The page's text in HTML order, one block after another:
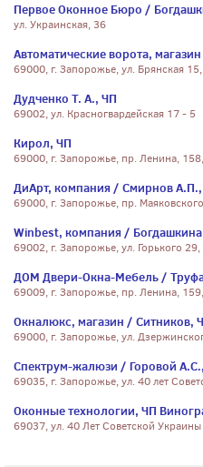
Первое Оконное Бюро /
ул. Украинская, 36
Автоматические ворота,
69000, г. Запорожье, ул. Брянская
Дудченко Т. А., ЧП
69002, ул. Красногвардейская 17 - 5
Кирол, ЧП
69000, г. Запорожье, пр. Ленина,
ДиАрт, компания / Смирнов
69000, г. Запорожье, пр.
Winbest, компания /
69002, г. Запорожье, ул. Горького
ДОМ Двери-Окна-Мебель /
69009, г. Запорожье, пр. Ленина,
Окналюкс, магазин / Ситников,
69000, г. Запорожье, ул.
Спектрум-жалюзи / Горовой
69035, г. Запорожье, ул. 40 лет
Оконные технологии, ЧП
69037, ул. 40 Лет Советской